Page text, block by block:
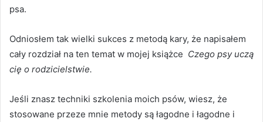
psa.
Odniosłem tak wielki sukces z metodą kary, że napisałem
cały rozdział na ten temat w mojej książce Czego psy uczą
cię o rodzicielstwie.
Jeśli znasz techniki szkolenia moich psów, wiesz, że
stosowane przeze mnie metody są łagodne i łagodne i